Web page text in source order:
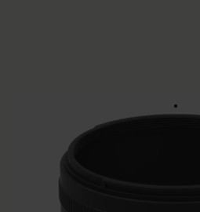
HOOD ADAPTER HA927-01